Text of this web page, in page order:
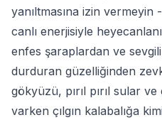
yanıltmasına izin vermeyin
canlı enerjisiyle
enfes şaraplardan ve
durduran güzelliğinden
gökyüzü, pırıl pırıl sular
varken çılgın kalabalığa